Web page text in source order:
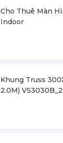
Cho Thuê Màn
Indoor
Khung Truss
2.0M)